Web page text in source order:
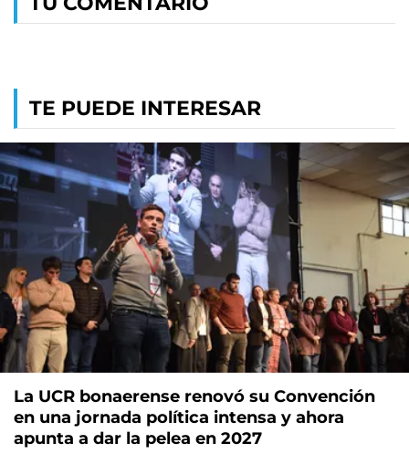
TE PUEDE INTERESAR
La UCR bonaerense renovó su Convención
en una jornada política intensa y ahora
apunta a dar la pelea en 2027